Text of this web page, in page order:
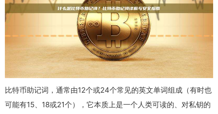
比特币助记词，通常由12个或24个常见的英文单词组成（有时也
可能有15、18或21个），它本质上是一个人类可读的、对私钥的